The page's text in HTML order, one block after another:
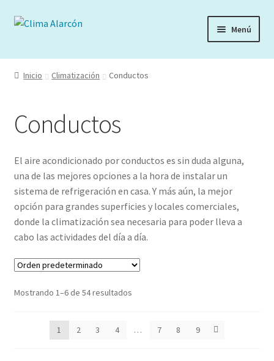
Ir
Ir
Menú
Inicio Climatización Conductos
Conductos
El aire acondicionado por conductos es sin duda alguna,
una de las mejores opciones a la hora de instalar un
sistema de refrigeración en casa. Y más aún, la mejor
opción para grandes superficies y locales comerciales,
donde la climatización sea necesaria para poder lleva a
cabo las actividades del día a día.
Mostrando 1–6 de 54 resultados
1 2 3 4 … 7 8 9